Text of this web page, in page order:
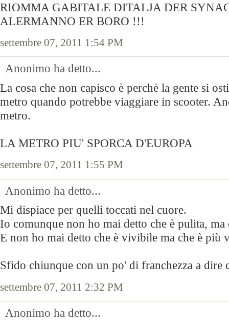
RIOMMA GABITALE DITALJA DER
ALERMANNO ER BORO !!!
settembre 07, 2011 1:54 PM
Anonimo ha detto...
La cosa che non capisco è perchè la gente si
metro quando potrebbe viaggiare in scooter.
metro.
LA METRO PIU' SPORCA D'EUROPA
settembre 07, 2011 1:55 PM
Anonimo ha detto...
Mi dispiace per quelli toccati nel cuore.
Io comunque non ho mai detto che è pulita,
E non ho mai detto che è vivibile ma che è più
Sfido chiunque con un po' di franchezza a dire
settembre 07, 2011 2:32 PM
Anonimo ha detto...